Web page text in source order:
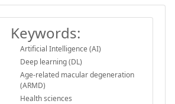
Keywords:
Artificial Intelligence (AI)
Deep learning (DL)
Age-related macular degeneration
(ARMD)
Health sciences